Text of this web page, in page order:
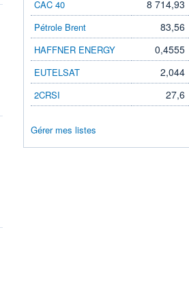
CAC 40
8 714,93
Pétrole Brent 83,56
HAFFNER ENERGY 0,4555
EUTELSAT 2,044
2CRSI 27,6
Gérer mes listes